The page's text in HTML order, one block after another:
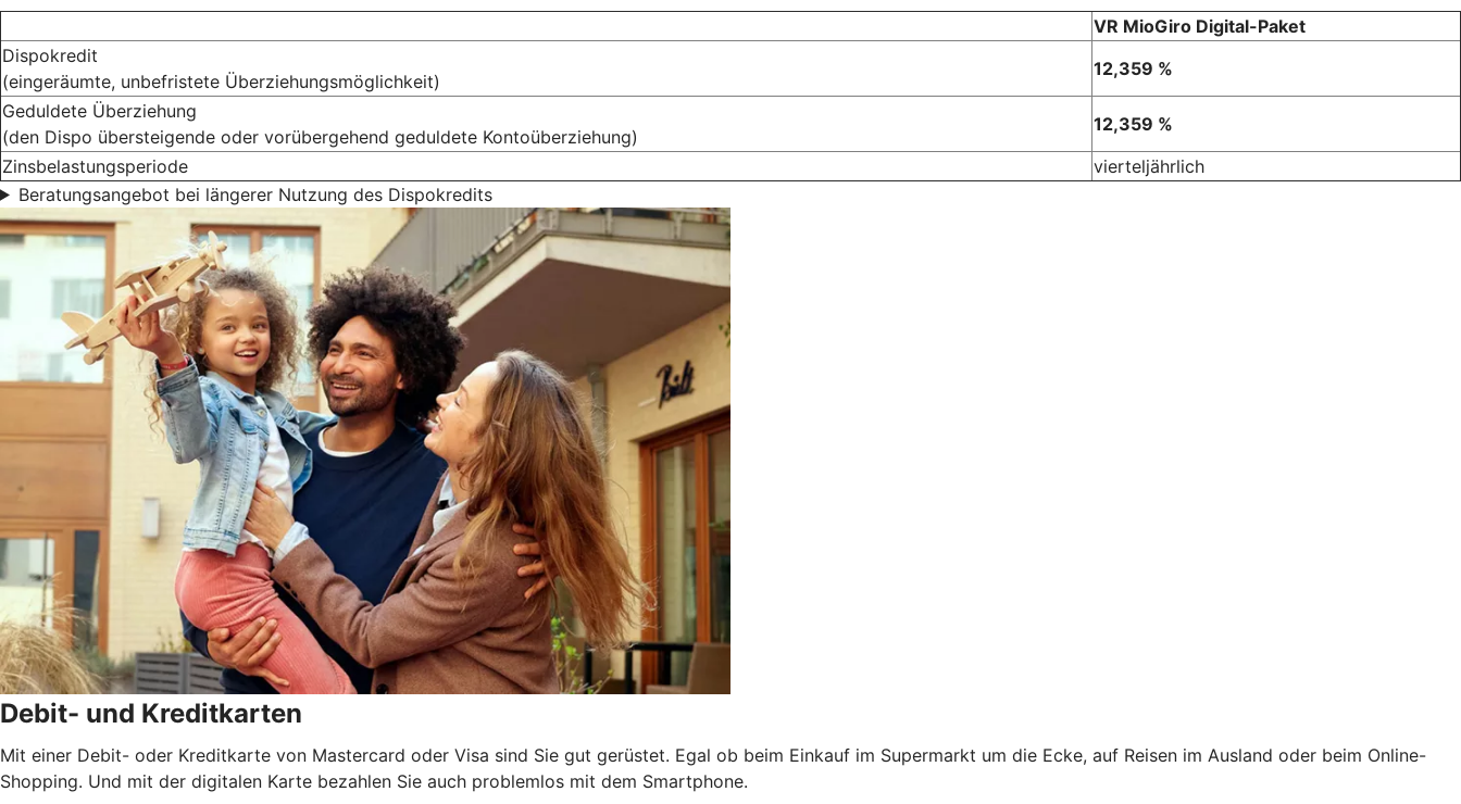
VR MioGiro Digital-Paket
Dispokredit
(eingeräumte, unbefristete Überziehungsmöglichkeit)
12,359 %
Geduldete Überziehung
(den Dispo übersteigende oder vorübergehend geduldete Kontoüberziehung)
12,359 %
Zinsbelastungsperiode
vierteljährlich
Beratungsangebot bei längerer Nutzung des Dispokredits
Debit- und Kreditkarten
Mit einer Debit- oder Kreditkarte von Mastercard oder Visa sind Sie gut gerüstet. Egal ob beim Einkauf im Supermarkt um die Ecke, auf Reisen im Ausland oder beim Online-
Shopping. Und mit der digitalen Karte bezahlen Sie auch problemlos mit dem Smartphone.